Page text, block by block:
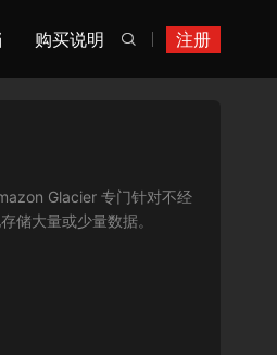
注册

购买说明
Glacier 专门针对不经
储大量或少量数据。